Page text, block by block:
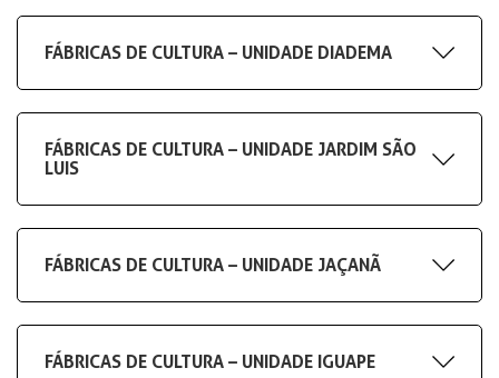
FÁBRICAS DE CULTURA – UNIDADE DIADEMA
FÁBRICAS DE CULTURA – UNIDADE JARDIM SÃO
LUIS
FÁBRICAS DE CULTURA – UNIDADE JAÇANÃ
FÁBRICAS DE CULTURA – UNIDADE IGUAPE